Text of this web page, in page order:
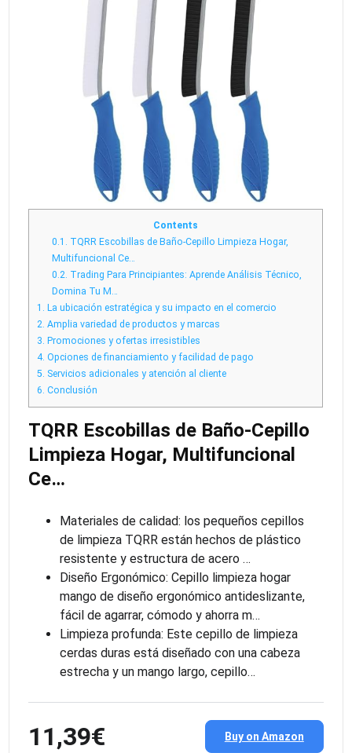
Contents
0.1. TQRR Escobillas de Baño-Cepillo Limpieza Hogar,
Multifuncional Ce…
0.2. Trading Para Principiantes: Aprende Análisis Técnico,
Domina Tu M…
1. La ubicación estratégica y su impacto en el comercio
2. Amplia variedad de productos y marcas
3. Promociones y ofertas irresistibles
4. Opciones de financiamiento y facilidad de pago
5. Servicios adicionales y atención al cliente
6. Conclusión
TQRR Escobillas de Baño-Cepillo
Limpieza Hogar, Multifuncional
Ce…
Materiales de calidad: los pequeños cepillos
de limpieza TQRR están hechos de plástico
resistente y estructura de acero …
Diseño Ergonómico: Cepillo limpieza hogar
mango de diseño ergonómico antideslizante,
fácil de agarrar, cómodo y ahorra m…
Limpieza profunda: Este cepillo de limpieza
cerdas duras está diseñado con una cabeza
estrecha y un mango largo, cepillo…
11,39€ Buy on Amazon